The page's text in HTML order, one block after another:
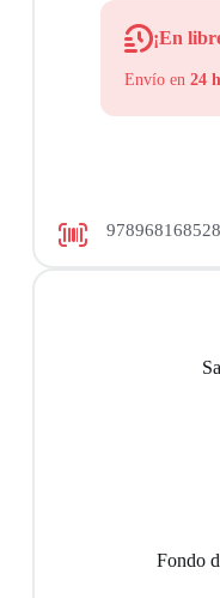
¡En
Envío en 24
Fondo